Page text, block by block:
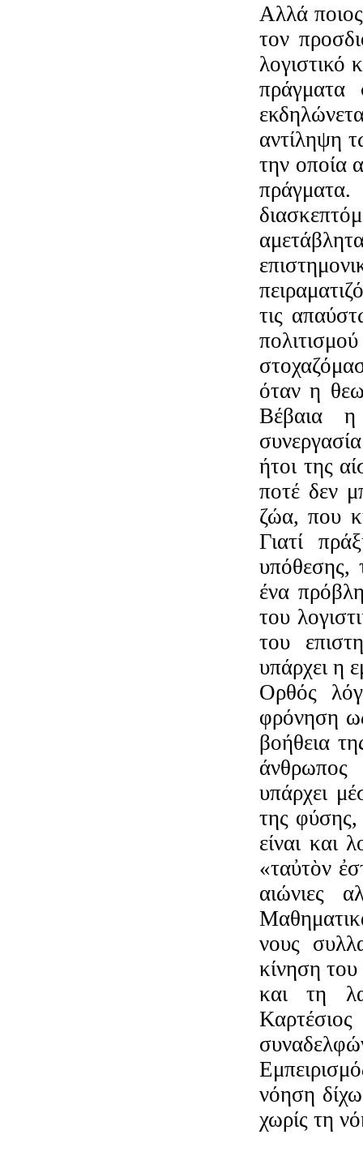
Αλλά
τον
λογιστικό
πράγματα
αντίληψη
την οποία
τις
όταν η
Βέβαια η
ήτοι της
ποτέ δεν
ζώα, που
Γιατί
υπόθεσης,
ένα
του
του
υπάρχει η
Ορθός
φρόνηση
βοήθεια
υπάρχει
της φύσης,
είναι και
«ταὐτὸν
αιώνιες
νους
κίνηση
και τη
νόηση
χωρίς τη